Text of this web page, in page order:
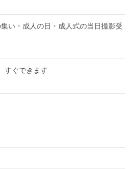
・成人の日・成人式の当日撮影受
すぐできます